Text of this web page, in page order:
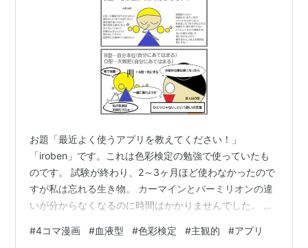
お題「最近よく使うアプリを教えてください！」
「iroben」です。これは色彩検定の勉強で使っていたも
のです。 試験が終わり、2～3ヶ月ほど使わなかったので
すが私は忘れる生き物。 カーマインとバーミリオンの違
いが分からなくなるのに時間はかかりませんでした。 ピ
人はなかなか居ないと思いますし、ガチャピンを見て
#4コマ漫画 #血液型 #色彩検定 #主観的 #アプリ